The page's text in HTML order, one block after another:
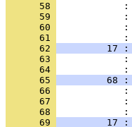
      58
      59
      60
            :
      61
      62
17
      63
      64
      65
68
      66
      67
      68
      69
17